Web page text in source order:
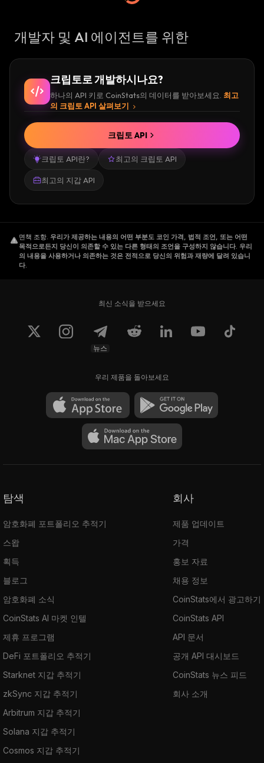
개발자 및 AI 에이전트를 위한
크립토로 개발하시나요?
하나의 API 키로 CoinStats의 데이터를 받아보세요. 최고
의 크립토 API 살펴보기
크립토 API란? 최고의 크립토 API
최고의 지갑 API
크립토 API
면책 조항. 우리가 제공하는 내용의 어떤 부분도 코인 가격, 법적 조언, 또는 어떤
목적으로든지 당신이 의존할 수 있는 다른 형태의 조언을 구성하지 않습니다. 우리
의 내용을 사용하거나 의존하는 것은 전적으로 당신의 위험과 재량에 달려 있습니
다.
최신 소식을 받으세요
뉴스
우리 제품을 돌아보세요
탐색
암호화폐 포트폴리오 추적기
스왑
획득
블로그
암호화폐 소식
CoinStats AI 마켓 인텔
제휴 프로그램
DeFi 포트폴리오 추적기
Starknet 지갑 추적기
zkSync 지갑 추적기
Arbitrum 지갑 추적기
Solana 지갑 추적기
Cosmos 지갑 추적기
회사
제품 업데이트
가격
홍보 자료
채용 정보
CoinStats에서 광고하기
CoinStats API
API 문서
공개 API 대시보드
CoinStats 뉴스 피드
회사 소개